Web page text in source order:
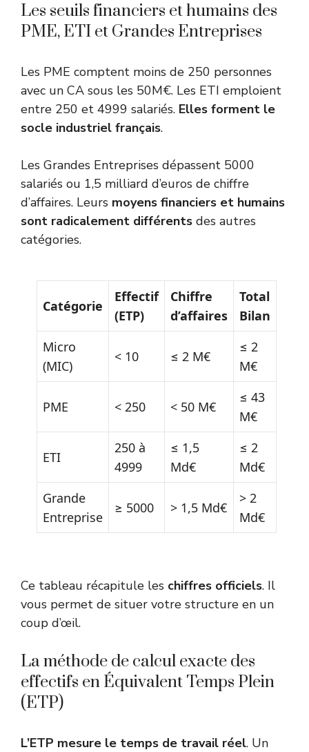
Les seuils financiers et humains des
PME, ETI et Grandes Entreprises
Les PME comptent moins de 250 personnes
avec un CA sous les 50M€. Les ETI emploient
entre 250 et 4999 salariés. Elles forment le
socle industriel français.
Les Grandes Entreprises dépassent 5000
salariés ou 1,5 milliard d’euros de chiffre
d’affaires. Leurs moyens financiers et humains
sont radicalement différents des autres
catégories.
Catégorie
Effectif
(ETP)
Chiffre
d’affaires
Total
Bilan
Micro
(MIC)
< 10 ≤ 2 M€
≤ 2
M€
PME < 250 < 50 M€
≤ 43
M€
ETI
250 à
4999
≤ 1,5
Md€
≤ 2
Md€
Grande
Entreprise
≥ 5000 > 1,5 Md€
> 2
Md€
Ce tableau récapitule les chiffres officiels. Il
vous permet de situer votre structure en un
coup d’œil.
La méthode de calcul exacte des
effectifs en Équivalent Temps Plein
(ETP)
L’ETP mesure le temps de travail réel. Un